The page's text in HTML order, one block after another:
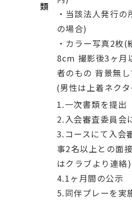
類
・当該法人発行
の場合)
・カラー写真2枚
8cm 撮影後3ヶ月
者のもの 背景無
(男性は上着ネク
1.一次書類を提出
2.入会審査委員会
3.コースにて入会
事2名以上との面
はクラブより連絡)
4.1ヶ月間の公示
5.同伴プレーを実